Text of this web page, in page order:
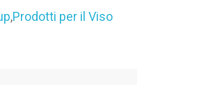
,Prodotti per il Viso